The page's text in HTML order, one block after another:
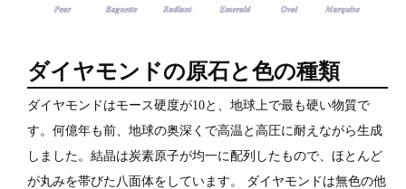
ダイヤモンドの原石と色の種類
ダイヤモンドはモース硬度が10と、地球上で最も硬い物質で
す。何億年も前、地球の奥深くで高温と高圧に耐えながら生成
しました。結晶は炭素原子が均一に配列したもので、ほとんど
が丸みを帯びた八面体をしています。 ダイヤモンドは無色の他